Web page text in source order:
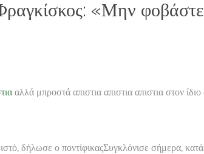
«Μην φοβάστε
αλλά μπροστά απιστια απιστια απιστια στον
δήλωσε ο ποντίφικαςΣυγκλόνισε σήμερα,